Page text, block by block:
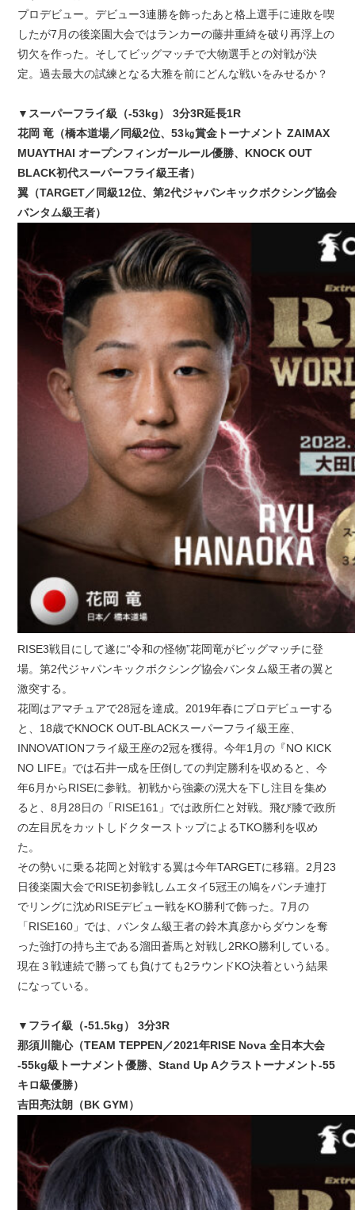
プロデビュー。デビュー3連勝を飾ったあと格上選手に連敗を喫
したが7月の後楽園大会ではランカーの藤井重綺を破り再浮上の
切欠を作った。そしてビッグマッチで大物選手との対戦が決
定。過去最大の試練となる大雅を前にどんな戦いをみせるか？
▼スーパーフライ級（-53kg） 3分3R延長1R
花岡 竜（橋本道場／同級2位、53㎏賞金トーナメント ZAIMAX
MUAYTHAI オープンフィンガールール優勝、KNOCK OUT
BLACK初代スーパーフライ級王者）
翼（TARGET／同級12位、第2代ジャパンキックボクシング協会
バンタム級王者）
RISE3戦目にして遂に“令和の怪物”花岡竜がビッグマッチに登
場。第2代ジャパンキックボクシング協会バンタム級王者の翼と
激突する。
花岡はアマチュアで28冠を達成。2019年春にプロデビューする
と、18歳でKNOCK OUT-BLACKスーパーフライ級王座、
INNOVATIONフライ級王座の2冠を獲得。今年1月の『NO KICK
NO LIFE』では石井一成を圧倒しての判定勝利を収めると、今
年6月からRISEに参戦。初戦から強豪の滉大を下し注目を集め
ると、8月28日の「RISE161」では政所仁と対戦。飛び膝で政所
の左目尻をカットしドクターストップによるTKO勝利を収め
た。
その勢いに乗る花岡と対戦する翼は今年TARGETに移籍。2月23
日後楽園大会でRISE初参戦しムエタイ5冠王の鳩をパンチ連打
でリングに沈めRISEデビュー戦をKO勝利で飾った。7月の
「RISE160」では、バンタム級王者の鈴木真彦からダウンを奪
った強打の持ち主である溜田蒼馬と対戦し2RKO勝利している。
現在３戦連続で勝っても負けても2ラウンドKO決着という結果
になっている。
▼フライ級（-51.5kg） 3分3R
那須川龍心（TEAM TEPPEN／2021年RISE Nova 全日本大会
-55kg級トーナメント優勝、Stand Up Aクラストーナメント-55
キロ級優勝）
吉田亮汰朗（BK GYM）